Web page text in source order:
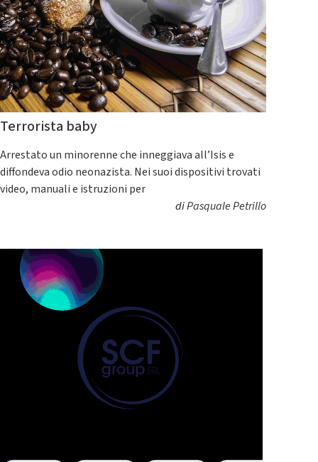
Terrorista baby
Arrestato un minorenne che inneggiava all’Isis e
diffondeva odio neonazista. Nei suoi dispositivi trovati
video, manuali e istruzioni per
diPasquale Petrillo